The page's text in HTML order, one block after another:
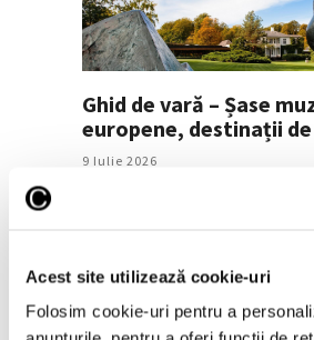
Acest site utilizează cookie-uri
Folosim cookie-uri pentru a
Ghid de vară – Șase
europene, destinații
9 Iulie 2026